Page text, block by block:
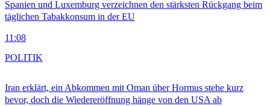
Spanien und Luxemburg verzeichnen den stärksten Rückgang beim
täglichen Tabakkonsum in der EU
11:08
Iran erklärt, ein Abkommen mit Oman über Hormus stehe kurz
bevor, doch die Wiedereröffnung hänge von den USA ab
POLITIK